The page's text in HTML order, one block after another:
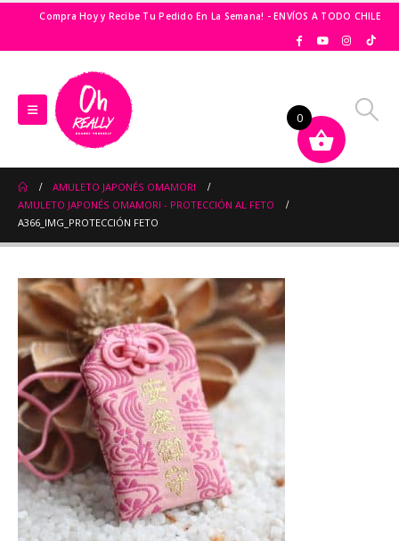
Compra Hoy y Recibe Tu Pedido En La Semana! - ENVÍOS A TODO CHILE
AMULETO JAPONÉS OMAMORI
AMULETO JAPONÉS OMAMORI - PROTECCIÓN AL FETO
A366_IMG_PROTECCIÓN FETO
0